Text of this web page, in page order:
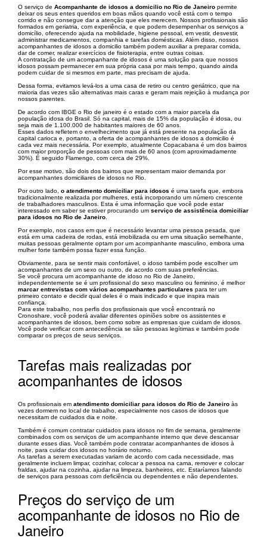
O serviço de Acompanhante de idosos a domicilio no Rio de Janeiro permite
deixar os seus entes queridos em boas mãos quando você está com o tempo
corrido e não consegue dar a atenção que eles merecem. Nossos profissionais são
formados em geriatria, com experiência, e que podem desempenhar os serviços a
domicílio, oferecendo ajuda na mobilidade, higiene pessoal, em vestir, desvestir,
administrar medicamentos, companhia e tarefas domésticas. Além disso, nossos
acompanhantes de idosos a domicilio também podem auxiliar a preparar comida,
dar de comer, realizar exercícios de fisioterapia, entre outras coisas.
A contratação de um acompanhante de idosos é uma solução para que nossos
idosos possam permanecer em sua própria casa por mais tempo, quando ainda
podem cuidar de si mesmos em parte, mas precisam de ajuda.
Dessa forma, evitamos levá-los a uma casa de retiro ou centro geriátrico, que na
maioria das vezes são alternativas mais caras e geram mais rejeição à mudança por
nossos parentes.
De acordo com IBGE o Rio de janeiro é o estado com a maior parcela da
população idosa do Brasil. Só na capital, mais de 15% da população é idosa, ou
seja mais de 1.100.000 de habitantes maiores de 60 anos.
Esses dados refletem o envelhecimento que já está presente na população da
capital carioca e, portanto, a oferta de acompanhantes de idosos a domicilio é
cada vez mais necessária. Por exemplo, atualmente Copacabana é um dos bairros
com maior proporção de pessoas com mais de 60 anos (com aproximadamente
30%). É seguido Flamengo, com cerca de 29%.
Por esse motivo, são dois dos bairros que representam maior demanda por
acompanhantes domiciliares de idosos no Rio.
Por outro lado, o atendimento domiciliar para idosos é uma tarefa que, embora
tradicionalmente realizada por mulheres, está incorporando um número crescente
de trabalhadores masculinos. Esta é uma informação que você pode estar
interessado em saber se estiver procurando um serviço de assistência domiciliar
para idosos no Rio de Janeiro
Por exemplo, nos casos em que é necessário levantar uma pessoa pesada, que
está em uma cadeira de rodas, está imobilizada ou em uma situação semelhante,
muitas pessoas geralmente optam por um acompanhante masculino, embora uma
mulher forte também possa fazer essa função.
Obviamente, para se sentir mais confortável, o idoso também pode escolher um
acompanhantes de um sexo ou outro, de acordo com suas preferências.
Se você procura um acompanhante de idoso no Rio de Janeiro, ​​
independentemente se é um profissional do sexo masculino ou feminino, é melhor
marcar entrevistas com vários acompanhantes particulares para ter um
primeiro contato e decidir qual deles é o mais indicado e que inspira mais
confiança.
Para este trabalho, nos perfis dos profissionais que você encontrará no
Cronoshare, você poderá avaliar diferentes opiniões sobre os assistentes e
acompanhantes de idosos, bem como sobre as empresas que cuidam de idosos.
Você pode verificar com antecedência se são pessoas legítimas e também pode
comparar os preços de seus serviços.
Tarefas mais realizadas por
acompanhantes de idosos
Os profissionais em atendimento domiciliar para idosos do Rio de Janeiro às
vezes dormem no local de trabalho, especialmente nos casos de idosos que
necessitam de cuidados dia e noite.
Também é comum contratar cuidados para idosos no fim de semana, geralmente
combinados com os serviços de um acompanhante interno que deve descansar
durante esses dias. Você também pode contratar acompanhantes de idosos à
noite, para cuidar dos idosos no horário noturno.
As tarefas a serem executadas variam de acordo com cada necessidade, mas
geralmente incluem limpar, cozinhar, colocar a pessoa na cama, remover e colocar
fraldas, ajudar na cozinha, ajudar na limpeza, banheiros, etc. Estaríamos falando
de serviços para pessoas com deficiência ou dependentes e não dependentes.
Preços do serviço de um
acompanhante de idosos no Rio de
Janeiro